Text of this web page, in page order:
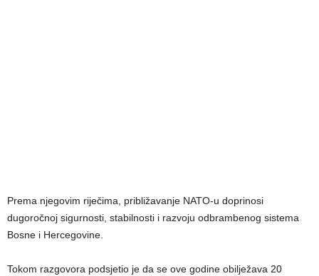
Prema njegovim riječima, približavanje NATO-u doprinosi
dugoročnoj sigurnosti, stabilnosti i razvoju odbrambenog sistema
Bosne i Hercegovine.
Tokom razgovora podsjetio je da se ove godine obilježava 20